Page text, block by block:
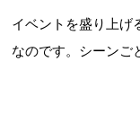
イベントを盛り上げ
なのです。シーンご